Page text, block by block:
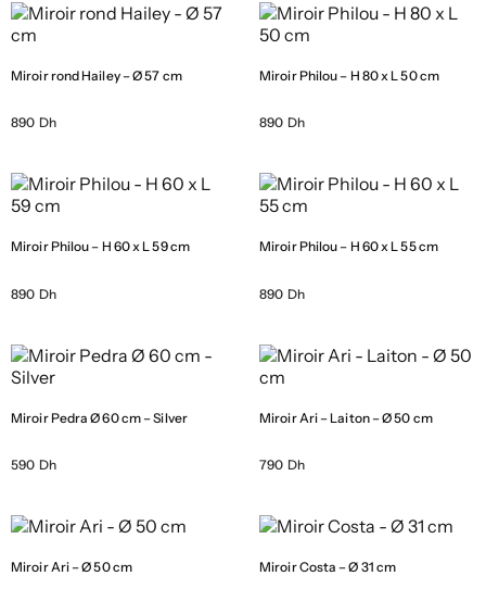
Miroir rond Hailey – Ø 57 cm
890 Dh
Miroir Philou – H 80 x L 50 cm
890 Dh
Miroir Philou – H 60 x L 59 cm
890 Dh
Miroir Philou – H 60 x L 55 cm
890 Dh
Miroir Pedra Ø 60 cm – Silver
590 Dh
Miroir Ari – Laiton – Ø 50 cm
790 Dh
Miroir Ari – Ø 50 cm Miroir Costa – Ø 31 cm